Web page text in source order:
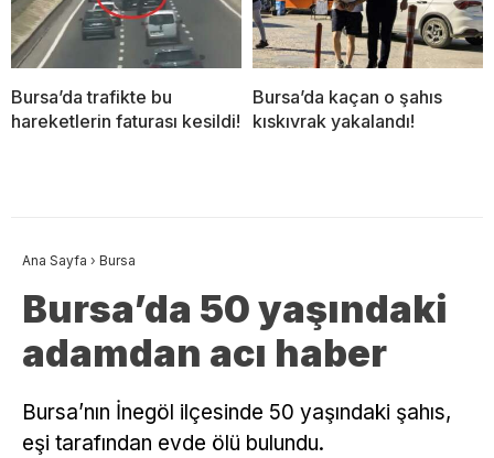
Bursa’da trafikte bu
hareketlerin faturası kesildi!
Bursa’da kaçan o şahıs
kıskıvrak yakalandı!
Ana Sayfa › Bursa
Bursa’da 50 yaşındaki
adamdan acı haber
Bursa’nın İnegöl ilçesinde 50 yaşındaki şahıs,
eşi tarafından evde ölü bulundu.